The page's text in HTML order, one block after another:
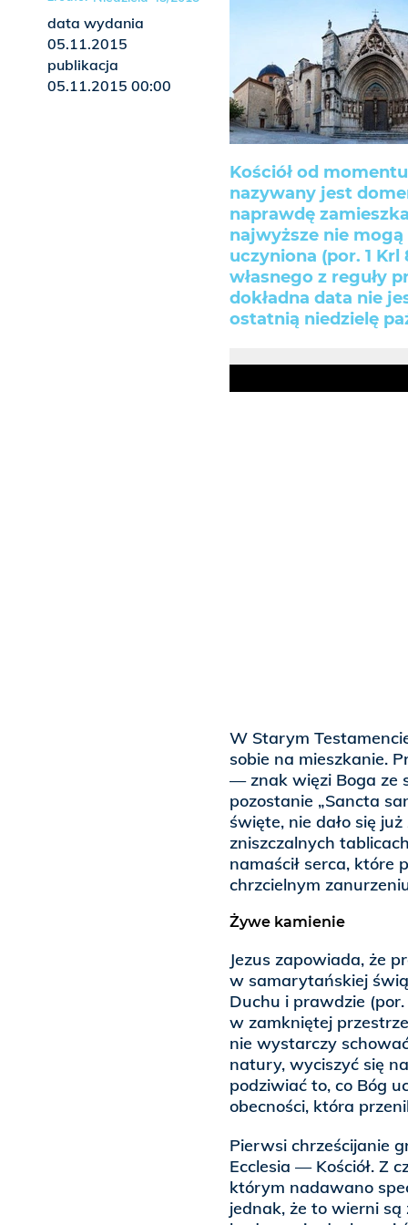
Kościół od
nazywany jest
naprawdę
najwyższe nie
uczyniona (por. 1
własnego z reguły
dokładna data nie
ostatnią niedzielę
W Starym
sobie na mieszkanie.
— znak więzi Boga ze
pozostanie „Sancta
święte, nie dało się
zniszczalnych
namaścił serca, które
chrzcielnym
Żywe kamienie
Jezus zapowiada, że
w samarytańskiej
Duchu i prawdzie (por.
w zamkniętej
nie wystarczy
natury, wyciszyć się
podziwiać to, co Bóg
obecności, która
Pierwsi chrześcijanie
Ecclesia — Kościół. Z
którym nadawano
jednak, że to wierni
data wydania
05.11.2015
publikacja
05.11.2015 00:00